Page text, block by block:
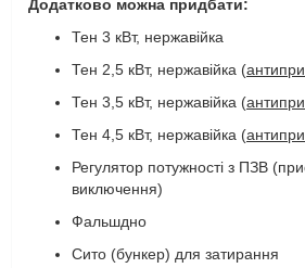
Додатково можна придбати:
Тен 3 кВт, нержавійка
Тен 2,5 кВт, нержавійка (
Тен 3,5 кВт, нержавійка (
Тен 4,5 кВт, нержавійка (
Регулятор потужності з ПЗВ
виключення)
Фальшдно
Сито (бункер) для затирання